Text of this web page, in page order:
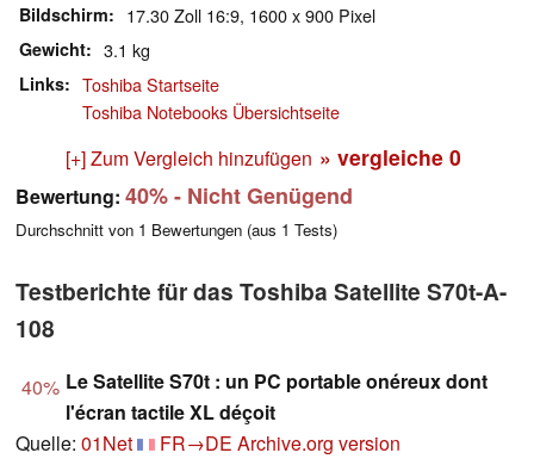
Bildschirm 17.30 Zoll 16:9, 1600 x 900 Pixel
Gewicht 3.1 kg
Links
Toshiba Startseite
Toshiba Notebooks Übersichtseite
[+] Zum Vergleich hinzufügen » vergleiche 0
Bewertung: 40%- Nicht Genügend
Durchschnitt von 1 Bewertungen (aus 1 Tests)
Testberichte für das Toshiba Satellite S70t-A-
108
40% Le Satellite S70t : un PC portable onéreux dont
l'écran tactile XL déçoit
Quelle: 01Net FR→DE Archive.org version